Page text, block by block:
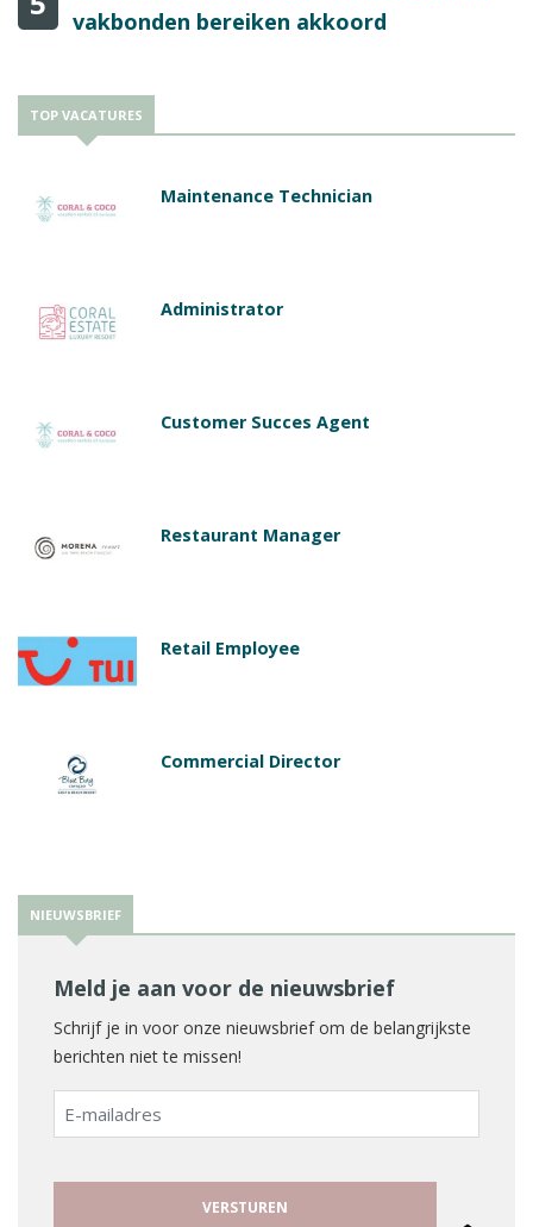
vakbonden bereiken akkoord
TOP VACATURES
Maintenance Technician
Administrator
Customer Succes Agent
Restaurant Manager
Retail Employee
Commercial Director
NIEUWSBRIEF
Meld je aan voor de nieuwsbrief
Schrijf je in voor onze nieuwsbrief om de belangrijkste
berichten niet te missen!
E-
mailadres